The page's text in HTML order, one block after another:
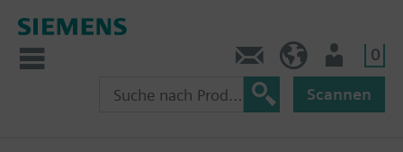
0
Scannen